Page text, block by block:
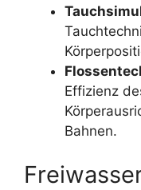
Effizienz
Bahnen.